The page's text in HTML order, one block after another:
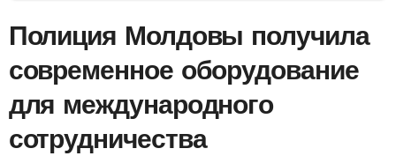
Полиция Молдовы получила
современное оборудование
для международного
сотрудничества